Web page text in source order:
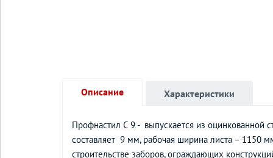
Описание
Профнастил С 9 - выпускается из
составляет 9 мм, рабочая ширина листа – 1150
строительстве заборов, ограждающих
Характеристики